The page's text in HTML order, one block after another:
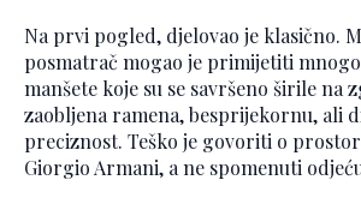
Na prvi pogled, djelovao je klasično.
posmatrač mogao je primijetiti mnogo
manšete koje su se savršeno širile na
zaobljena ramena, besprijekornu, ali
preciznost. Teško je govoriti o
Giorgio Armani, a ne spomenuti